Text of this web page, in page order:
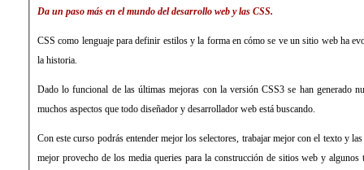
Da un paso más en el mundo del desarrollo web y las CSS.
CSS como lenguaje para definir estilos y la forma en cómo se ve un sitio web ha
la historia.
Dado lo funcional de las últimas mejoras con la versión CSS3 se han generado
muchos aspectos que todo diseñador y desarrollador web está buscando.
Con este curso podrás entender mejor los selectores, trabajar mejor con el texto y
mejor provecho de los media queries para la construcción de sitios web y